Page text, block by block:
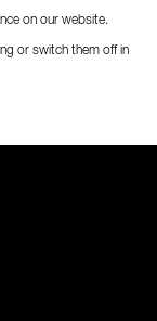
- Consultorio de
on our website.
or switch them off in